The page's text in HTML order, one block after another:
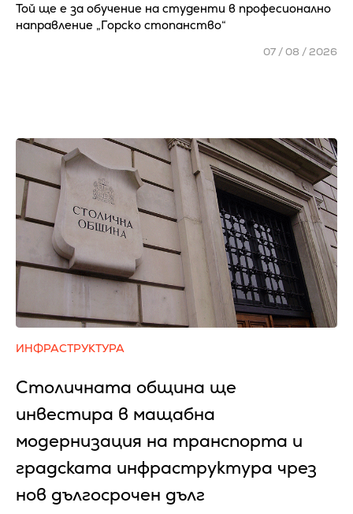
Той ще е за обучение на студенти в професионално
направление „Горско стопанство“
07 / 08 / 2026
ИНФРАСТРУКТУРА
Столичната община ще
инвестира в мащабна
модернизация на транспорта и
градската инфраструктура чрез
нов дългосрочен дълг